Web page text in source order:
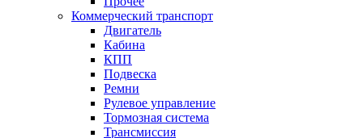
Коммерческий транспорт
Двигатель
Кабина
КПП
Подвеска
Ремни
Рулевое управление
Тормозная система
Трансмиссия